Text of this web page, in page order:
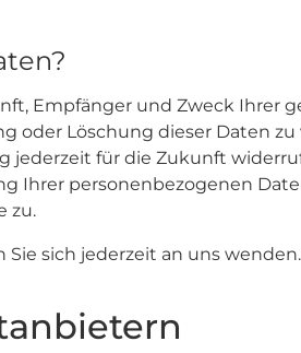
Empfänger und Zweck Ihrer
oder Löschung dieser Daten
für die Zukunft
personenbezogenen
zu.
sich jederzeit an uns wenden.